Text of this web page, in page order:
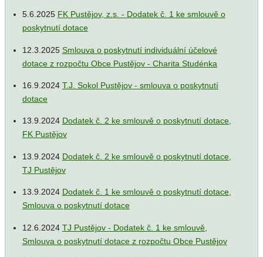
5.6.2025 FK Pustějov, z.s. - Dodatek č. 1 ke smlouvě o
poskytnutí dotace
12.3.2025 Smlouva o poskytnutí individuální účelové
dotace z rozpočtu Obce Pustějov - Charita Studénka
16.9.2024 T.J. Sokol Pustějov - smlouva o poskytnutí
dotace
13.9.2024 Dodatek č. 2 ke smlouvě o poskytnutí dotace,
FK Pustějov
13.9.2024 Dodatek č. 2 ke smlouvě o poskytnutí dotace,
TJ Pustějov
13.9.2024 Dodatek č. 1 ke smlouvě o poskytnutí dotace,
Smlouva o poskytnutí dotace
12.6.2024 TJ Pustějov - Dodatek č. 1 ke smlouvě,
Smlouva o poskytnutí dotace z rozpočtu Obce Pustějov